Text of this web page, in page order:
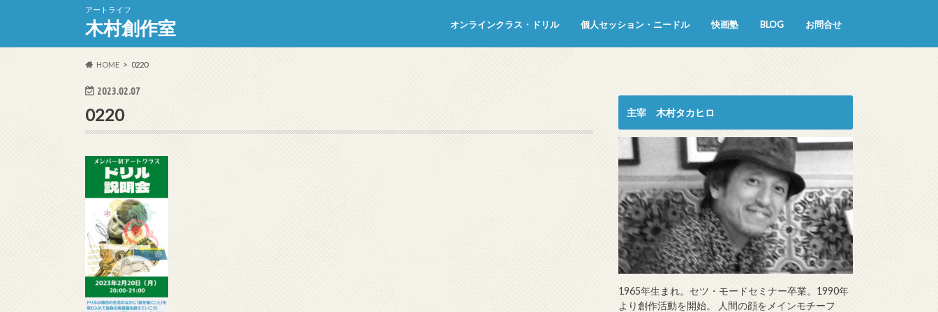
アートライフ
木村創作室 オンラインクラス・ドリル 個人セッション・ニードル 快画塾 BLOG お問合せ
HOME 0220
2023.02.07
0220 主宰 木村タカヒロ
1965年生まれ。セツ・モードセミナー卒業。1990年
より創作活動を開始。 人間の顔をメインモチーフ